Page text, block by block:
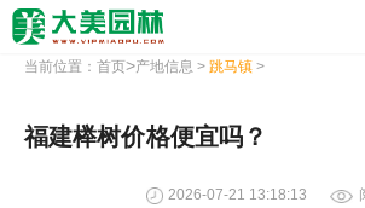
当前位置： 首页>产地信息 > 跳马镇>
福建榉树价格便宜吗？
2026-07-21 13:18:13